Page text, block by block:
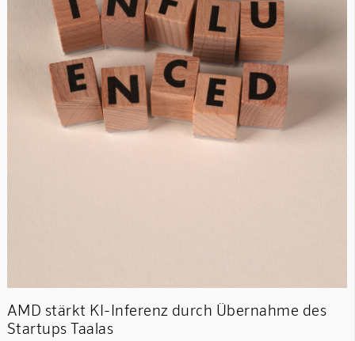
AMD stärkt KI-Inferenz durch Übernahme des
Startups Taalas